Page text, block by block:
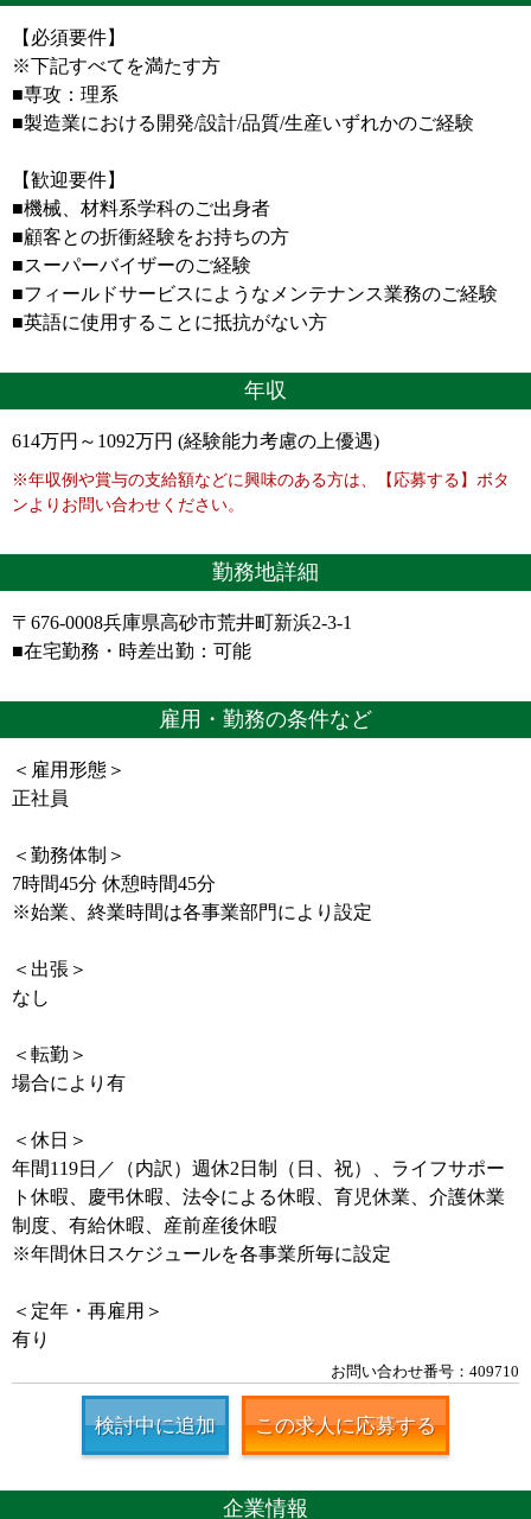
【必須要件】
※下記すべてを満たす方
■専攻：理系
■製造業における開発/設計/品質/生産いずれかのご経験
【歓迎要件】
■機械、材料系学科のご出身者
■顧客との折衝経験をお持ちの方
■スーパーバイザーのご経験
■フィールドサービスにようなメンテナンス業務のご経験
■英語に使用することに抵抗がない方
年収
614万円～1092万円 (経験能力考慮の上優遇)
※年収例や賞与の支給額などに興味のある方は、【応募する】ボタ
ンよりお問い合わせください。
勤務地詳細
〒676-0008兵庫県高砂市荒井町新浜2-3-1
■在宅勤務・時差出勤：可能
雇用・勤務の条件など
＜雇用形態＞
正社員
＜勤務体制＞
7時間45分 休憩時間45分
※始業、終業時間は各事業部門により設定
＜出張＞
なし
＜転勤＞
場合により有
＜休日＞
年間119日／（内訳）週休2日制（日、祝）、ライフサポー
ト休暇、慶弔休暇、法令による休暇、育児休業、介護休業
制度、有給休暇、産前産後休暇
※年間休日スケジュールを各事業所毎に設定
＜定年・再雇用＞
有り
お問い合わせ番号：409710
検討中に追加 この求人に応募する
企業情報